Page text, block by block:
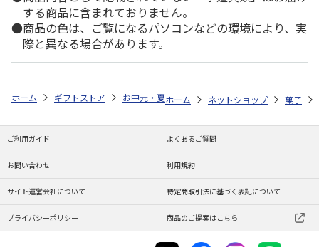
する商品に含まれておりません。
商品の色は、ご覧になるパソコンなどの環境により、実
際と異なる場合があります。
ホーム ギフトストア お中元・夏ギフト特集 2026 ゆうゆうギフト
ホーム ネットショップ 菓子
ご利用ガイド よくあるご質問
お問い合わせ 利用規約
サイト運営会社について 特定商取引法に基づく表記について
プライバシーポリシー 商品のご提案はこちら